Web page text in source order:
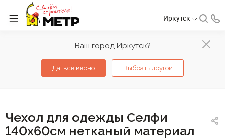
Ваш город Иркутск?
Да, все верно Выбрать другой
Иркутск
Чехол для одежды Селфи
140х60см нетканый материал